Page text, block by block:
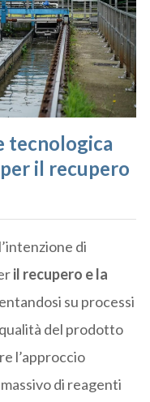
tecnologica
il recupero
di
il recupero e la
su processi
del prodotto
l’approccio
di reagenti